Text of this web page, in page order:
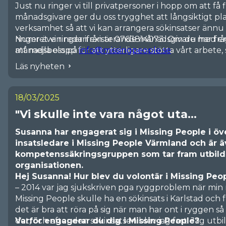
om snabb hjälp när risken bedöms vara fara för
med föregående år (36). MPS jour, som bemannas
årets alla dagar, lade under året ner över 26 000
hanterade 7 560 samtal, vilket i genomsnitt innebar
Sammantaget lade 5 220 volontärer och sökare
sökinsatserna under 2024. Utöver det tillkommer
men i korthet så gläds vi åt att våra intäkter för
vilket innebär att vi är närmare målet att nå 5
FAKTA
• Missing People består av 23 regionala avdelningar
• Förutom cirka 300 utbildade aktiva volontärer
frivilliga personer i organisationens sökarregister.
• Missing People har ett nära samarbete med polis,
myndigheter och lägger inte ut efterlysningar eller
att först fått polisens godkännande.
• Sökverksamheten bygger helt på frivillighet och
med hjälp av medlemskap, bidrag, gåvor och
Just nu ringer vi till privatpersoner i hopp om att få
månadsgivare ger du oss trygghet att långsiktigt
verksamhet så att vi kan arrangera sökinsatser
ringer även redan existerande månadsgivare med
månadsbelopp för att ytterligare stötta vårt arbete,
rustade inför framtidens sökinsatser.
Numret vi ringer ifrån är 0763814073. Om du har
att mejla oss påinfo@missingpeople.se.
Läs nyheten
18/03/2025
"Vi skulle inte vara något uta...
Susanna har engagerat sig i Missing People i
insatsledare i Missing People Värmland och är
kompetenssäkringsgruppen som tar fram
organisationen.
Hej Susanna! Hur blev du volontär i Missing
– 2014 var jag sjukskriven pga ryggproblem när
Missing People skulle ha en sökinsats i Karlstad
det är bra att röra på sig när man har ont i ryggen
det, och efter den sökinsatsen blev jag fast. Jag
Varför engagerar du dig i Missing People?